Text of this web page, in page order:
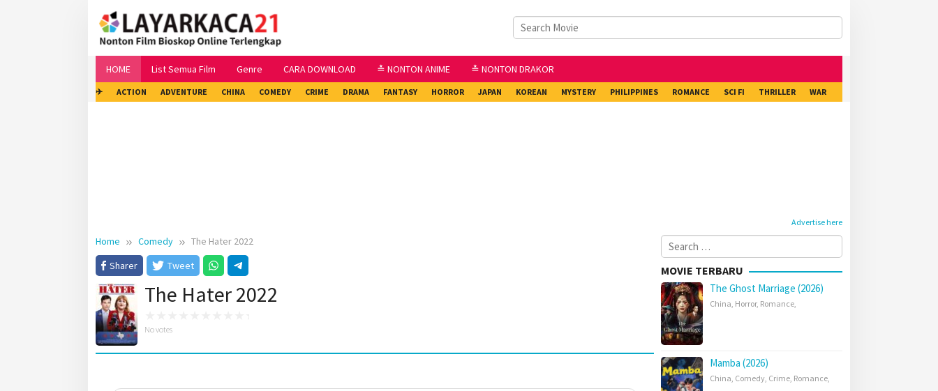
HOME List Semua Film Genre CARA DOWNLOAD ≛ NONTON ANIME ≛ NONTON DRAKOR
✈ ACTION ADVENTURE CHINA COMEDY CRIME DRAMA FANTASY HORROR JAPAN KOREAN MYSTERY PHILIPPINES ROMANCE SCI FI THRILLER WAR
Advertise here
Home Comedy
The Hater 2022
Sharer
Tweet
The Hater 2022
No votes
Search
for:
MOVIE TERBARU
The Ghost Marriage (2026)
China, Horror, Romance,
Mamba (2026)
China, Comedy, Crime, Romance,